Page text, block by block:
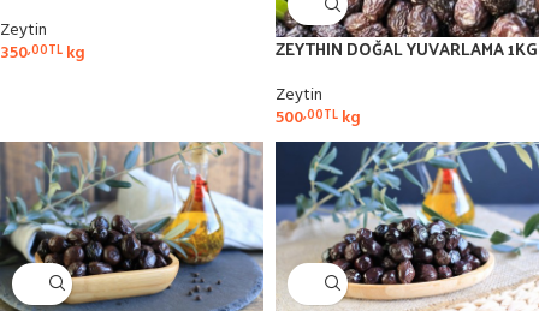
Zeytin
350,00TL kg ZEYTHIN DOĞAL YUVARLAMA 1KG
Zeytin
500,00TL kg